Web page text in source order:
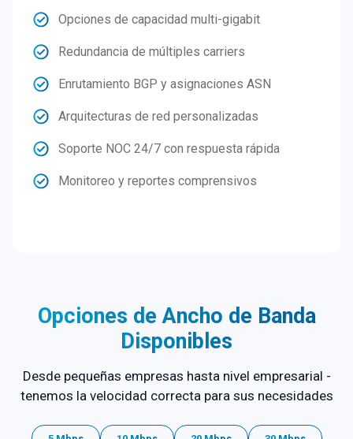
Opciones de capacidad multi-gigabit
Redundancia de múltiples carriers
Enrutamiento BGP y asignaciones ASN
Arquitecturas de red personalizadas
Soporte NOC 24/7 con respuesta rápida
Monitoreo y reportes comprensivos
Opciones de Ancho de Banda
Disponibles
Desde pequeñas empresas hasta nivel empresarial -
tenemos la velocidad correcta para sus necesidades